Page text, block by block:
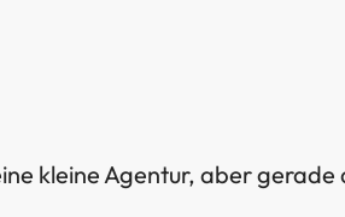
kleine Agentur, aber